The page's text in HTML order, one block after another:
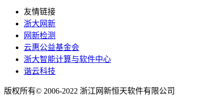
友情链接
浙大网新
网新检测
云惠公益基金会
浙大智能计算与软件中心
谐云科技
版权所有© 2006-2022 浙江网新恒天软件有限公司